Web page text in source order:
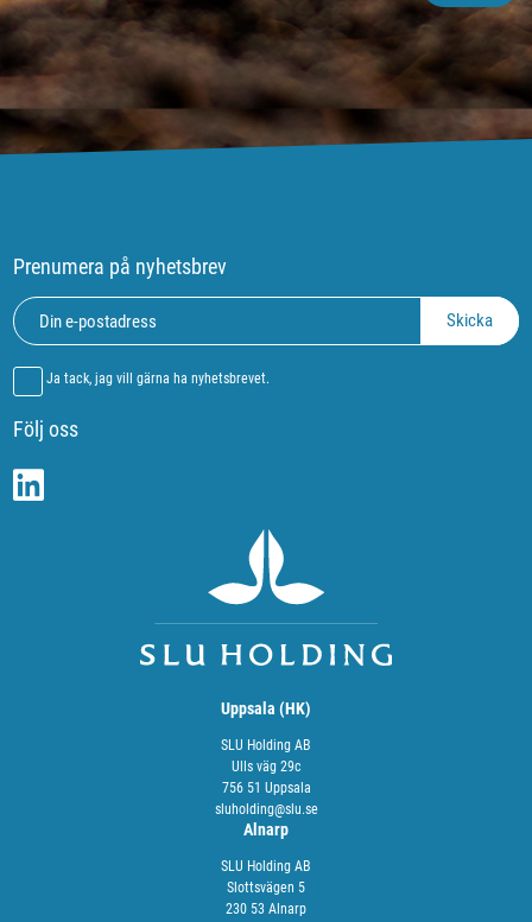
Prenumera på nyhetsbrev
Ja tack, jag vill gärna ha nyhetsbrevet.
Följ oss
Uppsala (HK)
SLU Holding AB
Ulls väg 29c
756 51 Uppsala
sluholding@slu.se
Alnarp
SLU Holding AB
Slottsvägen 5
230 53 Alnarp